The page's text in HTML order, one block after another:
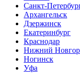
Санкт-
Архангельск
Дзержинск
Екатеринбург
Краснодар
Нижний
Ногинск
Уфа